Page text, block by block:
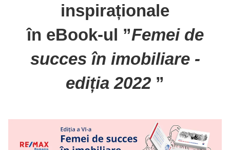
inspiraționale
în eBook-ul ”Femei de
succes în imobiliare -
ediția 2022 ”